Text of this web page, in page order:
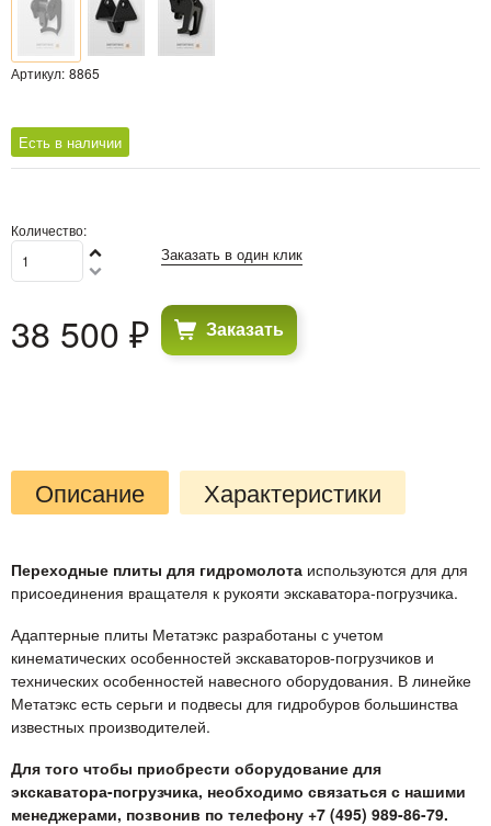
Артикул: 8865
Есть в наличии
Количество:
38 500 ₽
Заказать в один клик
Заказать
Описание Характеристики
Переходные плиты для гидромолота используются для для
присоединения вращателя к рукояти экскаватора-погрузчика.
Адаптерные плиты Метатэкс разработаны с учетом
кинематических особенностей экскаваторов-погрузчиков и
технических особенностей навесного оборудования. В линейке
Метатэкс есть серьги и подвесы для гидробуров большинства
известных производителей.
Для того чтобы приобрести оборудование для
экскаватора-погрузчика, необходимо связаться с нашими
менеджерами, позвонив по телефону +7 (495) 989-86-79.